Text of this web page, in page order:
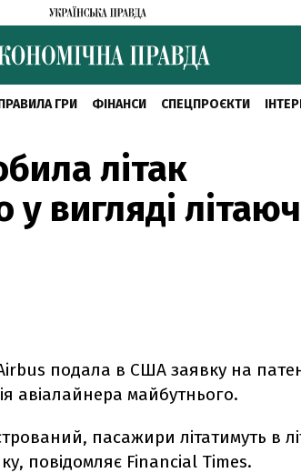
ГРИ ФІНАНСИ СПЕЦПРОЄКТИ
літак
вигляді
подала в США заявку на
авіалайнера майбутнього.
пасажири літатимуть в
повідомляє Financial Times.